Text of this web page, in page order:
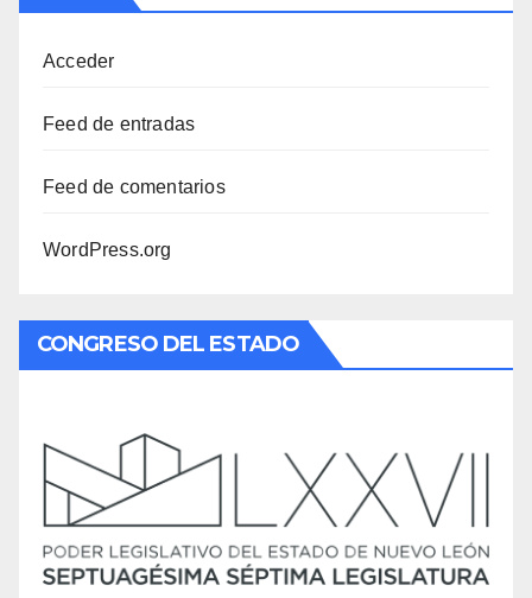
Acceder
Feed de entradas
Feed de comentarios
WordPress.org
CONGRESO DEL ESTADO